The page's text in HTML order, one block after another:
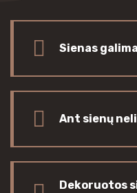
Sienas
Ant sienų
Dekoruotos